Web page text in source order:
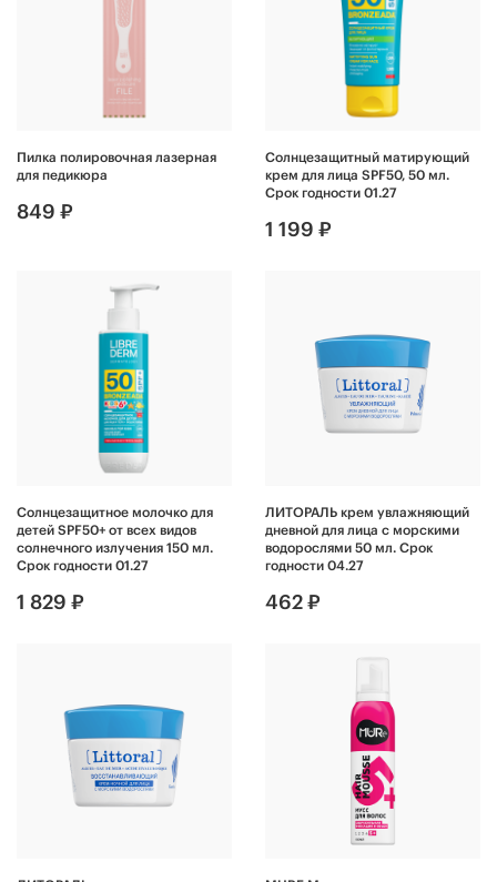
Пилка полировочная лазерная
для педикюра
849 ₽
Солнцезащитный матирующий
крем для лица SPF50, 50 мл.
Срок годности 01.27
1 199 ₽
Солнцезащитное молочко для
детей SPF50+ от всех видов
солнечного излучения 150 мл.
Срок годности 01.27
1 829 ₽
ЛИТОРАЛЬ крем увлажняющий
дневной для лица с морскими
водорослями 50 мл. Срок
годности 04.27
462 ₽